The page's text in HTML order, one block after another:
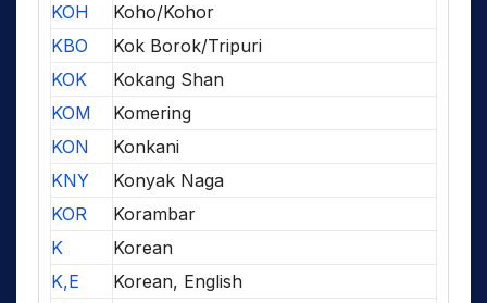
KOH
Koho/Kohor
KBO
Kok Borok/Tripuri
KOK
Kokang Shan
KOM
Komering
KON
Konkani
KNY
Konyak Naga
KOR
Korambar
K
Korean
K,E
Korean, English